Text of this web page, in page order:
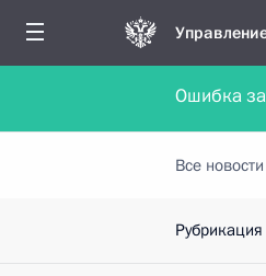
Все новости
Ошибка